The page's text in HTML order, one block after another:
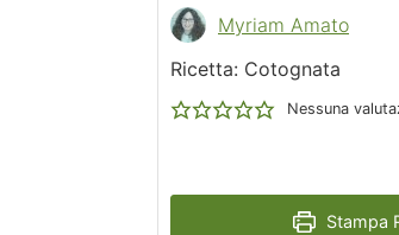
Myriam Amato
Ricetta: Cotognata
Nessuna
Stampa